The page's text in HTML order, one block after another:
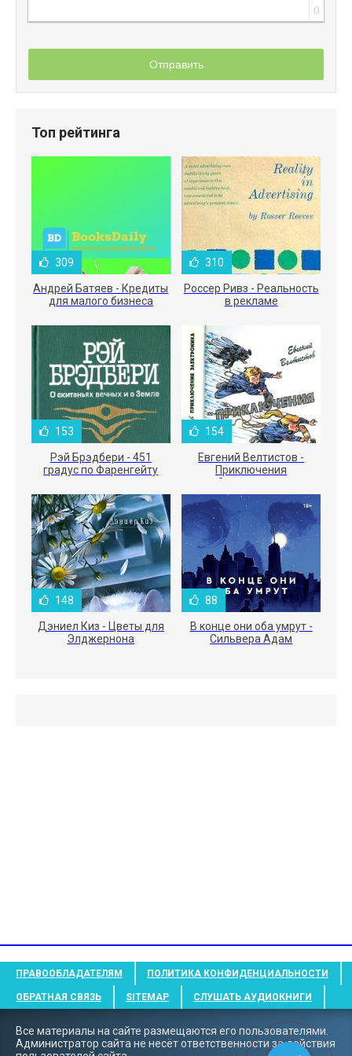
0
Отправить
Топ рейтинга
309
Андрей Батяев - Кредиты
для малого бизнеса
310
Россер Ривз - Реальность
в рекламе
153
Рэй Брэдбери - 451
градус по Фаренгейту
154
Евгений Велтистов -
Приключения
Электроника
148
Дэниел Киз - Цветы для
Элджернона
88
В конце они оба умрут -
Сильвера Адам
ПРАВООБЛАДАТЕЛЯМ ПОЛИТИКА КОНФИДЕНЦИАЛЬНОСТИ
ОБРАТНАЯ СВЯЗЬ SITEMAP СЛУШАТЬ АУДИОКНИГИ
Все материалы на сайте размещаются его пользователями.
Администратор сайта не несёт ответственности за действия